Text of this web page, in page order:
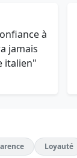
à
jamais
italien"
Loyauté